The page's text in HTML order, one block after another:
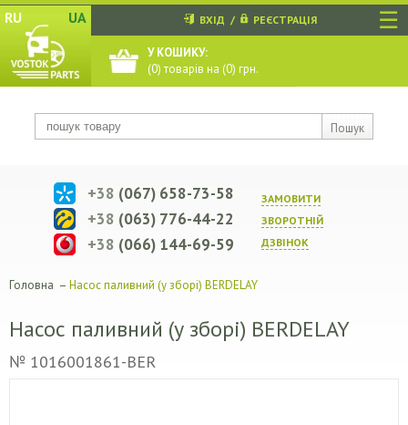
☰
RU UA
Пошук
ВХІД / РЕЄСТРАЦІЯ
У КОШИКУ:
(0) товарів на (0) грн.
ЗАМОВИТИ
ЗВОРОТНIЙ
ДЗВIНОК
+38 (067) 658-73-58
+38 (063) 776-44-22
+38 (066) 144-69-59
Головна – Насос паливний (у зборі) BERDELAY
Насос паливний (у зборі) BERDELAY
№ 1016001861-BER